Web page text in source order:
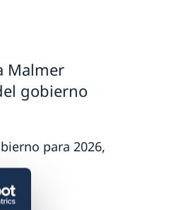
Malmer
gobierno
para 2026,